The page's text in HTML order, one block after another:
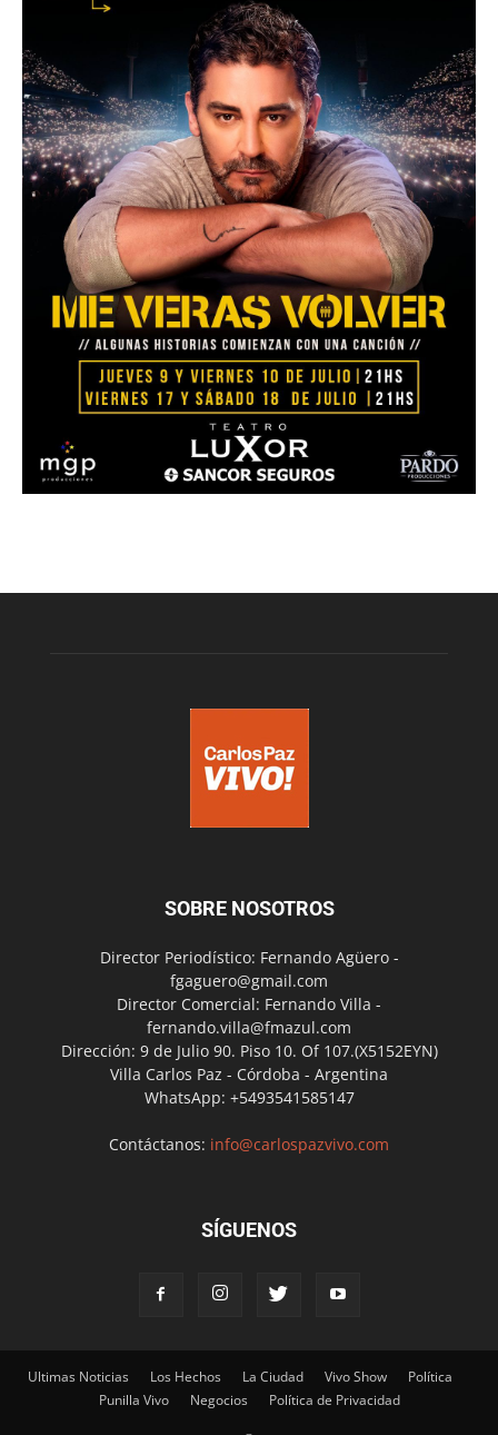
SOBRE NOSOTROS
Director Periodístico: Fernando Agüero -
fgaguero@gmail.com
Director Comercial: Fernando Villa -
fernando.villa@fmazul.com
Dirección: 9 de Julio 90. Piso 10. Of 107.(X5152EYN)
Villa Carlos Paz - Córdoba - Argentina
WhatsApp: +5493541585147
Contáctanos: info@carlospazvivo.com
SÍGUENOS
Ultimas Noticias Los Hechos La Ciudad Vivo Show
Política
Punilla Vivo
Negocios Política de Privacidad